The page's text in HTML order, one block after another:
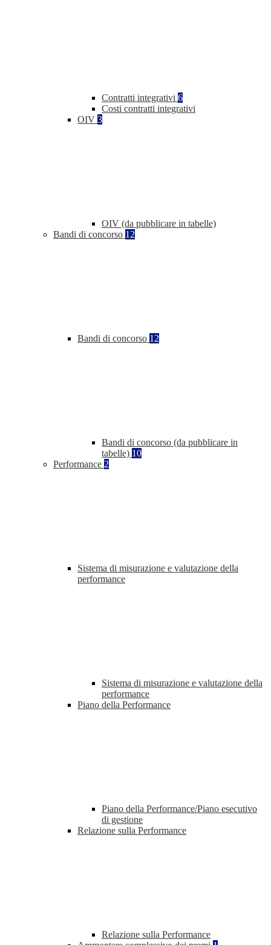
Contratti integrativi 6
Costi contratti integrativi
OIV 3
OIV (da pubblicare in tabelle)
Bandi di concorso 12
Bandi di concorso 12
Bandi di concorso (da pubblicare in
tabelle) 10
Performance 2
Sistema di misurazione e valutazione della
performance
Sistema di misurazione e valutazione della
performance
Piano della Performance
Piano della Performance/Piano esecutivo
di gestione
Relazione sulla Performance
Relazione sulla Performance